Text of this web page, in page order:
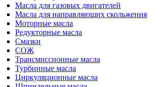
Масла для газовых двигателей
Масла для направляющих скольжения
Моторные масла
Редукторные масла
Смазки
СОЖ
Трансмиссионные масла
Турбинные масла
Циркуляционные масла